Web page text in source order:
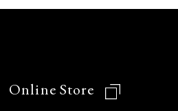
Online Store